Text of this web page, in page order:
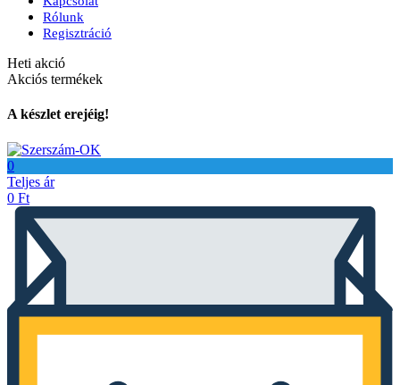
Rólunk
Regisztráció
Heti akció
Akciós termékek
A készlet erejéig!
0
Teljes ár
0 Ft